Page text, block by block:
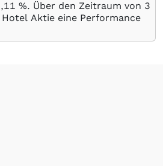
%. Über den Zeitraum von 3
Aktie eine Performance